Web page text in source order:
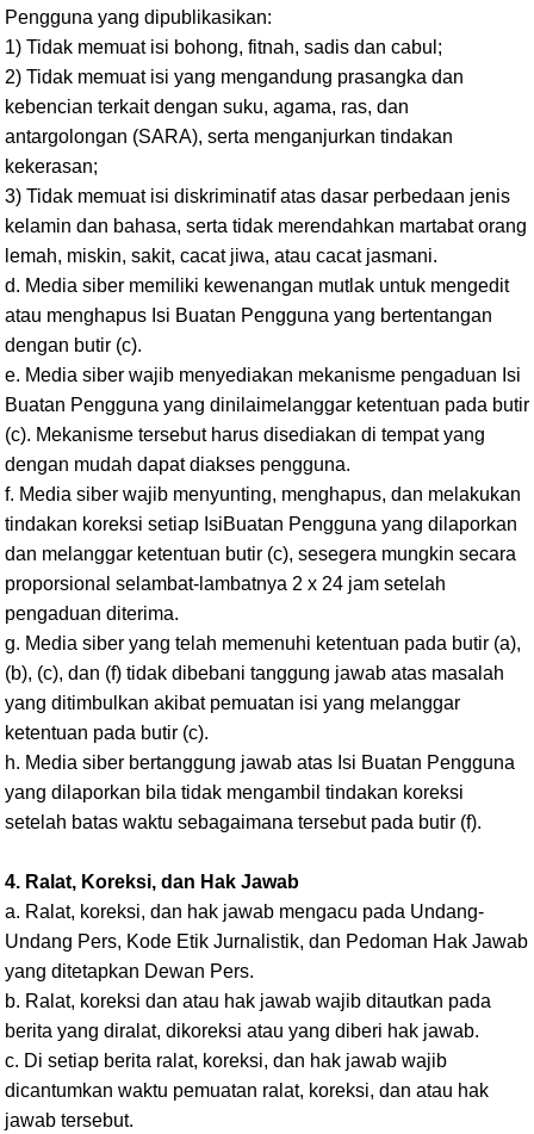
Pengguna yang dipublikasikan:
1) Tidak memuat isi bohong, fitnah, sadis dan cabul;
2) Tidak memuat isi yang mengandung prasangka dan
kebencian terkait dengan suku, agama, ras, dan
antargolongan (SARA), serta menganjurkan tindakan
kekerasan;
3) Tidak memuat isi diskriminatif atas dasar perbedaan jenis
kelamin dan bahasa, serta tidak merendahkan martabat orang
lemah, miskin, sakit, cacat jiwa, atau cacat jasmani.
d. Media siber memiliki kewenangan mutlak untuk mengedit
atau menghapus Isi Buatan Pengguna yang bertentangan
dengan butir (c).
e. Media siber wajib menyediakan mekanisme pengaduan Isi
Buatan Pengguna yang dinilaimelanggar ketentuan pada butir
(c). Mekanisme tersebut harus disediakan di tempat yang
dengan mudah dapat diakses pengguna.
f. Media siber wajib menyunting, menghapus, dan melakukan
tindakan koreksi setiap IsiBuatan Pengguna yang dilaporkan
dan melanggar ketentuan butir (c), sesegera mungkin secara
proporsional selambat-lambatnya 2 x 24 jam setelah
pengaduan diterima.
g. Media siber yang telah memenuhi ketentuan pada butir (a),
(b), (c), dan (f) tidak dibebani tanggung jawab atas masalah
yang ditimbulkan akibat pemuatan isi yang melanggar
ketentuan pada butir (c).
h. Media siber bertanggung jawab atas Isi Buatan Pengguna
yang dilaporkan bila tidak mengambil tindakan koreksi
setelah batas waktu sebagaimana tersebut pada butir (f).
4. Ralat, Koreksi, dan Hak Jawab
a. Ralat, koreksi, dan hak jawab mengacu pada Undang-
Undang Pers, Kode Etik Jurnalistik, dan Pedoman Hak Jawab
yang ditetapkan Dewan Pers.
b. Ralat, koreksi dan atau hak jawab wajib ditautkan pada
berita yang diralat, dikoreksi atau yang diberi hak jawab.
c. Di setiap berita ralat, koreksi, dan hak jawab wajib
dicantumkan waktu pemuatan ralat, koreksi, dan atau hak
jawab tersebut.